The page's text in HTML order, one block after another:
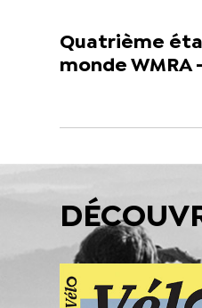
Quatrième
monde WMRA